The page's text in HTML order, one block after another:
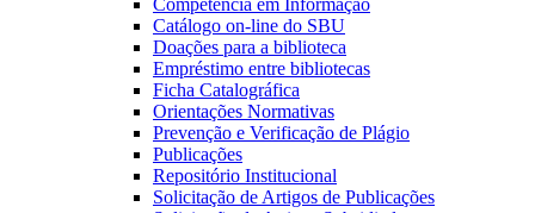
Competência em Informação
Catálogo on-line do SBU
Doações para a biblioteca
Empréstimo entre bibliotecas
Ficha Catalográfica
Orientações Normativas
Prevenção e Verificação de Plágio
Publicações
Repositório Institucional
Solicitação de Artigos de Publicações